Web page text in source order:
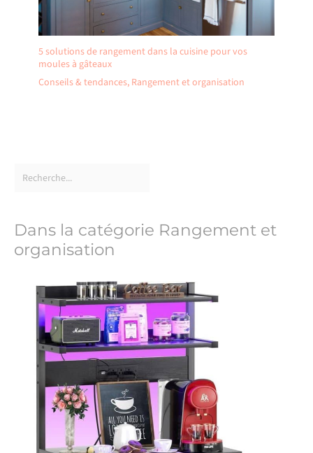
5 solutions de rangement dans la cuisine pour vos
moules à gâteaux
Conseils & tendances, Rangement et organisation
Dans la catégorie Rangement et
organisation